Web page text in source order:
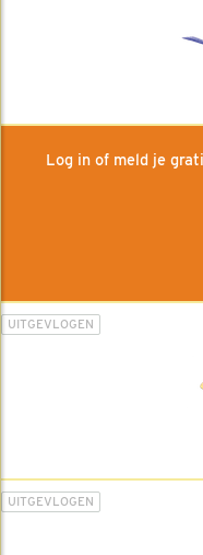
Log in of meld je
UITGEVLOGEN
UITGEVLOGEN